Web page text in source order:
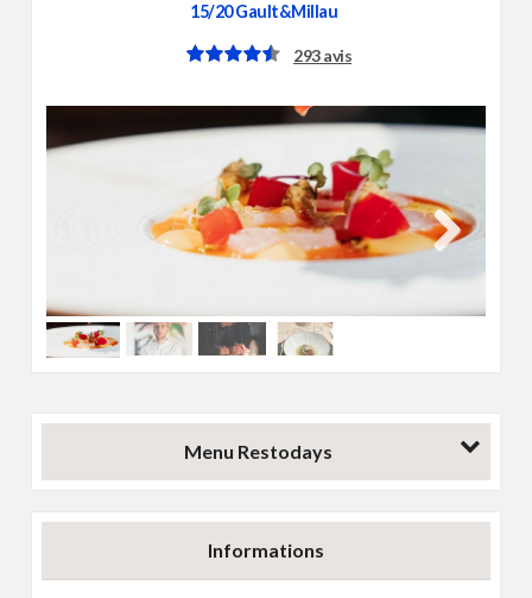
15/20Gault&Millau
293 avis
Next
Menu Restodays
Informations